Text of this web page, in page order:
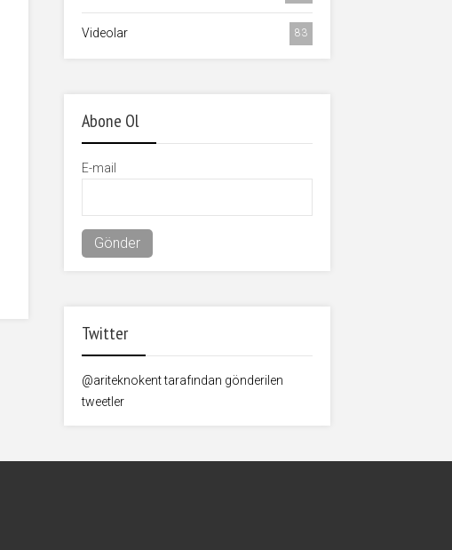
Videolar 83
Abone Ol
E-mail
Twitter
@ariteknokent tarafından gönderilen
tweetler